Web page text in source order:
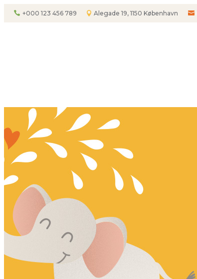
+000 123 456 789 Alegade 19, 1150 København